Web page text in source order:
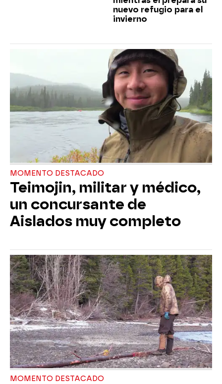
nuevo refugio para el
invierno
MOMENTO DESTACADO
Teimojin, militar y médico,
un concursante de
Aislados muy completo
MOMENTO DESTACADO